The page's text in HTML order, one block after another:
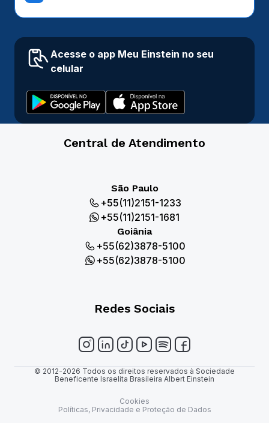
Acesse o app Meu Einstein no seu
celular
Central de Atendimento
São Paulo
+55(11)2151-1233
+55(11)2151-1681
Goiânia
+55(62)3878-5100
+55(62)3878-5100
Redes Sociais
© 2012-2026 Todos os direitos reservados à Sociedade
Beneficente Israelita Brasileira Albert Einstein
Cookies
Políticas, Privacidade e Proteção de Dados